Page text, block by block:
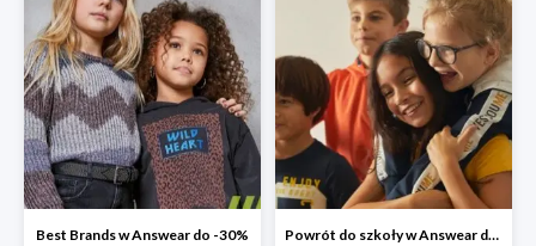
Best Brands w Answear do -30% Powrót do szkoły w Answear do -70%